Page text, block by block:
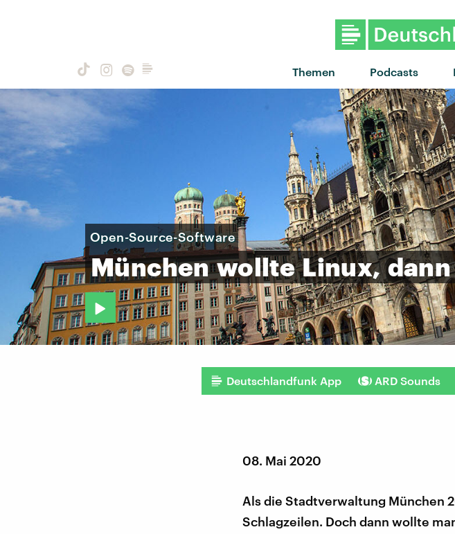
Themen Podcasts
Open-Source-Software
München wollte Linux, dann
Deutschlandfunk App ARD Sounds
08. Mai 2020
Als die Stadtverwaltung München
Schlagzeilen. Doch dann wollte